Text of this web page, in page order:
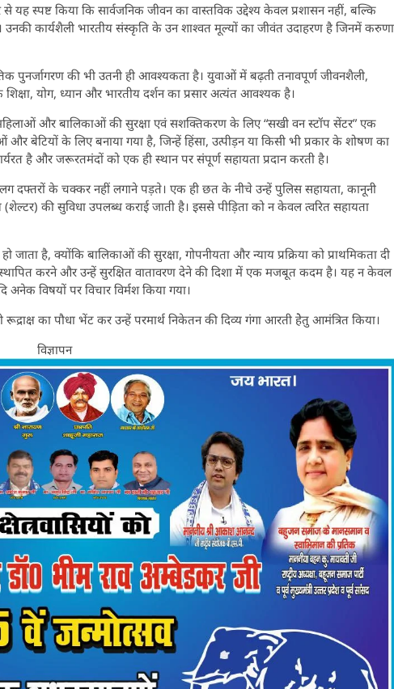
स्पष्ट किया कि सार्वजनिक जीवन का वास्तविक उद्देश्य केवल प्रशासन नहीं, बल्कि
कार्यशैली भारतीय संस्कृति के उन शाश्वत मूल्यों का जीवंत उदाहरण है जिनमें
की भी उतनी ही आवश्यकता है। युवाओं में बढ़ती तनावपूर्ण जीवनशैली,
योग, ध्यान और भारतीय दर्शन का प्रसार अत्यंत आवश्यक है।
महिलाओं और बालिकाओं की सुरक्षा एवं सशक्तिकरण के लिए “सखी वन स्टॉप सेंटर” एक
बेटियों के लिए बनाया गया है, जिन्हें हिंसा, उत्पीड़न या किसी भी प्रकार के शोषण का
है और जरूरतमंदों को एक ही स्थान पर संपूर्ण सहायता प्रदान करती है।
दफ्तरों के चक्कर नहीं लगाने पड़ते। एक ही छत के नीचे उन्हें पुलिस सहायता, कानूनी
की सुविधा उपलब्ध कराई जाती है। इससे पीड़िता को न केवल त्वरित सहायता
है, क्योंकि बालिकाओं की सुरक्षा, गोपनीयता और न्याय प्रक्रिया को प्राथमिकता दी
करने और उन्हें सुरक्षित वातावरण देने की दिशा में एक मजबूत कदम है। यह न केवल
विषयों पर विचार विर्मश किया गया।
का पौधा भेंट कर उन्हें परमार्थ निकेतन की दिव्य गंगा आरती हेेतु आमंत्रित किया।
विज्ञापन